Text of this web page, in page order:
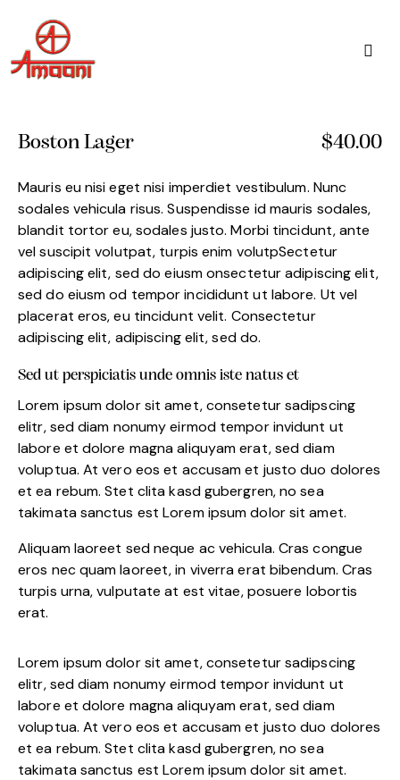
Boston Lager $40.00
Mauris eu nisi eget nisi imperdiet vestibulum. Nunc
sodales vehicula risus. Suspendisse id mauris sodales,
blandit tortor eu, sodales justo. Morbi tincidunt, ante
vel suscipit volutpat, turpis enim volutpSectetur
adipiscing elit, sed do eiusm onsectetur adipiscing elit,
sed do eiusm od tempor incididunt ut labore. Ut vel
placerat eros, eu tincidunt velit. Consectetur
adipiscing elit, adipiscing elit, sed do.
Sed ut perspiciatis unde omnis iste natus et
Lorem ipsum dolor sit amet, consetetur sadipscing
elitr, sed diam nonumy eirmod tempor invidunt ut
labore et dolore magna aliquyam erat, sed diam
voluptua. At vero eos et accusam et justo duo dolores
et ea rebum. Stet clita kasd gubergren, no sea
takimata sanctus est Lorem ipsum dolor sit amet.
Aliquam laoreet sed neque ac vehicula. Cras congue
eros nec quam laoreet, in viverra erat bibendum. Cras
turpis urna, vulputate at est vitae, posuere lobortis
erat.
Lorem ipsum dolor sit amet, consetetur sadipscing
elitr, sed diam nonumy eirmod tempor invidunt ut
labore et dolore magna aliquyam erat, sed diam
voluptua. At vero eos et accusam et justo duo dolores
et ea rebum. Stet clita kasd gubergren, no sea
takimata sanctus est Lorem ipsum dolor sit amet.